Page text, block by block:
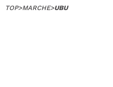
TOP>MARCHE>UBU